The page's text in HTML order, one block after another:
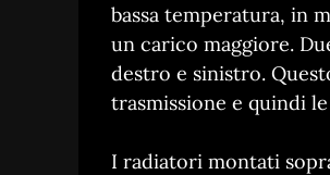
bassa temperatura, in
un carico maggiore.
destro e sinistro.
trasmissione e quindi
I radiatori montati